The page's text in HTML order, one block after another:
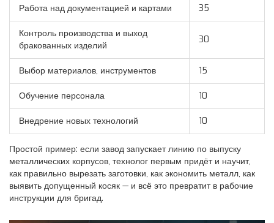
Работа над документацией и картами 35
Контроль производства и выход
бракованных изделий
30
Выбор материалов, инструментов 15
Обучение персонала 10
Внедрение новых технологий 10
Простой пример: если завод запускает линию по выпуску
металлических корпусов, технолог первым придёт и научит,
как правильно вырезать заготовки, как экономить металл, как
выявить допущенный косяк — и всё это превратит в рабочие
инструкции для бригад.